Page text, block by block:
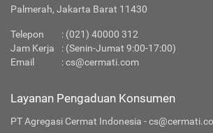
Palmerah, Jakarta Barat 11430
Telepon : (021) 40000 312
Jam Kerja
: (Senin-Jumat 9:00-17:00)
Email
:cs@cermati.com
Layanan Pengaduan Konsumen
PT Agregasi Cermat Indonesia -